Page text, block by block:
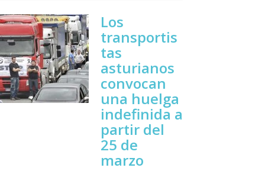
Los
transportis
tas
asturianos
convocan
una huelga
indefinida a
partir del
25 de
marzo